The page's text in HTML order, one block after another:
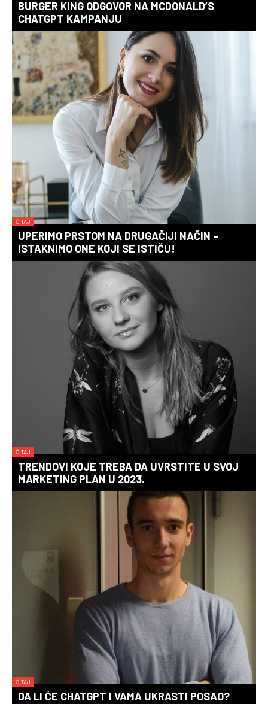
BURGER KING ODGOVOR NA MCDONALD’S
CHATGPT KAMPANJU
ČITAJ
UPERIMO PRSTOM NA DRUGAČIJI NAČIN –
ISTAKNIMO ONE KOJI SE ISTIČU!
ČITAJ
TRENDOVI KOJE TREBA DA UVRSTITE U SVOJ
MARKETING PLAN U 2023.
ČITAJ
DA LI ĆE CHATGPT I VAMA UKRASTI POSAO?